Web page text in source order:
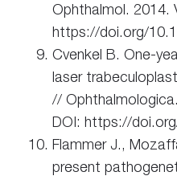
Ophthalmol. 2014.
https://doi.org/
Cvenkel B. One-
laser
//
DOI: https://
Flammer J.,
present